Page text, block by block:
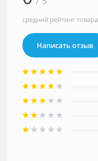
средний рейтинг товара
Написать отзыв